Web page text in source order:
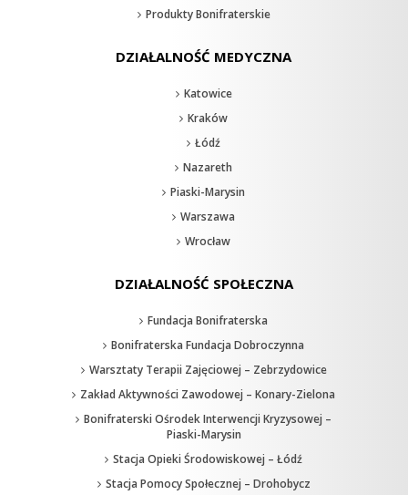
Produkty Bonifraterskie
DZIAŁALNOŚĆ MEDYCZNA
Katowice
Kraków
Łódź
Nazareth
Piaski-Marysin
Warszawa
Wrocław
DZIAŁALNOŚĆ SPOŁECZNA
Fundacja Bonifraterska
Bonifraterska Fundacja Dobroczynna
Warsztaty Terapii Zajęciowej – Zebrzydowice
Zakład Aktywności Zawodowej – Konary-Zielona
Bonifraterski Ośrodek Interwencji Kryzysowej –
Piaski-Marysin
Stacja Opieki Środowiskowej – Łódź
Stacja Pomocy Społecznej – Drohobycz